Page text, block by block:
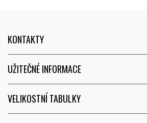
KONTAKTY
UŽITEČNÉ INFORMACE
VELIKOSTNÍ TABULKY